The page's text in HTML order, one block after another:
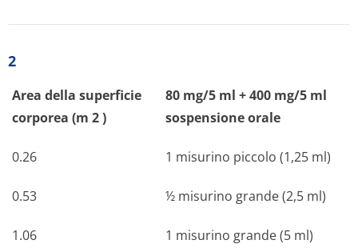
2
Area della superficie
corporea (m 2)
80 mg/5 ml + 400 mg/5 ml
sospensione orale
0.26 1 misurino piccolo (1,25 ml)
0.53 ½ misurino grande (2,5 ml)
1.06 1 misurino grande (5 ml)